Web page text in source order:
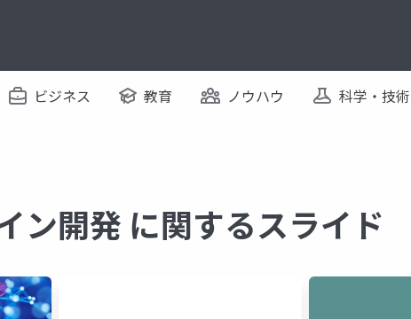
ビジネス 教育 ノウハウ 科学・技術
ン開発 に関するスライド